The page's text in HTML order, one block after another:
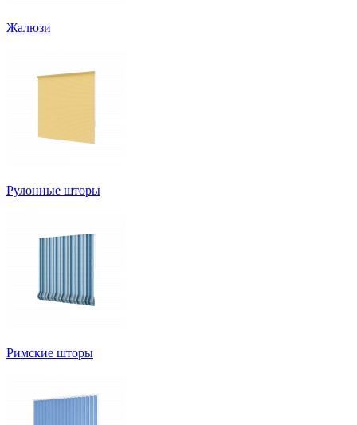
Жалюзи
Рулонные шторы
Римские шторы